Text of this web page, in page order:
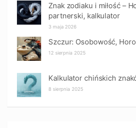
Znak zodiaku i miłość –
partnerski, kalkulator
3 maja 2026
Szczur: Osobowość,
12 sierpnia 2025
Kalkulator chińskich
8 sierpnia 2025